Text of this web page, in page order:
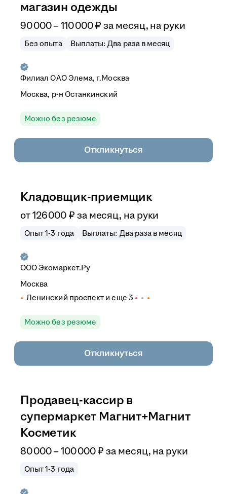
магазин одежды
90 000–110 000₽ за месяц, на руки
Без опыта Выплаты: Два раза в месяц
Филиал ОАО Элема, г.Москва
Москва, р-н Останкинский
Можно без резюме
Откликнуться
Кладовщик-приемщик
от126 000 ₽ за месяц, на руки
Опыт 1-3 года Выплаты: Два раза в месяц
ОООЭкомаркет.Ру
Москва
Ленинский проспект и еще 3
Можно без резюме
Откликнуться
Продавец-кассир в
супермаркет Магнит+Магнит
Косметик
80 000–100 000₽ за месяц, на руки
Опыт 1-3 года